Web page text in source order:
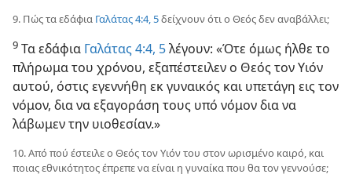
9. Πώς τα εδάφια Γαλάτας 4:4, 5δείχνουν ότι ο Θεός δεν αναβάλλει;
9 Τα εδάφια Γαλάτας 4:4, 5λέγουν: «Ότε όμως ήλθε το
πλήρωμα του χρόνου, εξαπέστειλεν ο Θεός τον Υιόν
αυτού, όστις εγεννήθη εκ γυναικός και υπετάγη εις τον
νόμον, δια να εξαγοράση τους υπό νόμον δια να
λάβωμεν την υιοθεσίαν.»
10. Από πού έστειλε ο Θεός τον Υιόν του στον ωρισμένο καιρό, και
ποιας εθνικότητος έπρεπε να είναι η γυναίκα που θα τον γεννούσε;